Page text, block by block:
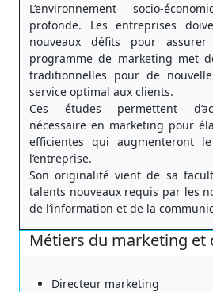
L’environnement socio-
profonde. Les entreprises
nouveaux défits pour
programme de marketing met
traditionnelles pour de
service optimal aux clients.
Ces études permettent
nécessaire en marketing pour
efficientes qui augmenteront
l’entreprise.
Son originalité vient de sa
talents nouveaux requis par les
de l’information et de la
Métiers du marketing et
Directeur marketing